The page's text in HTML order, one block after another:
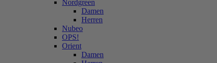
Nordgreen
Damen
Herren
Nubeo
OPS!
Orient
Damen